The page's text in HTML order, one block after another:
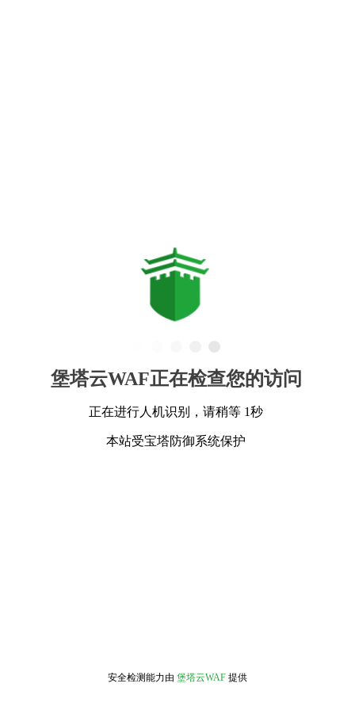
堡塔云WAF正在检查您的访问
正在进行人机识别，请稍等 1秒
本站受宝塔防御系统保护
安全检测能力由 堡塔云WAF 提供